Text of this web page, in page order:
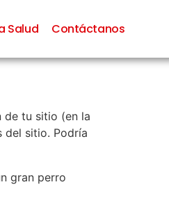
Salud Contáctanos
de tu sitio (en la
del sitio. Podría
gran perro